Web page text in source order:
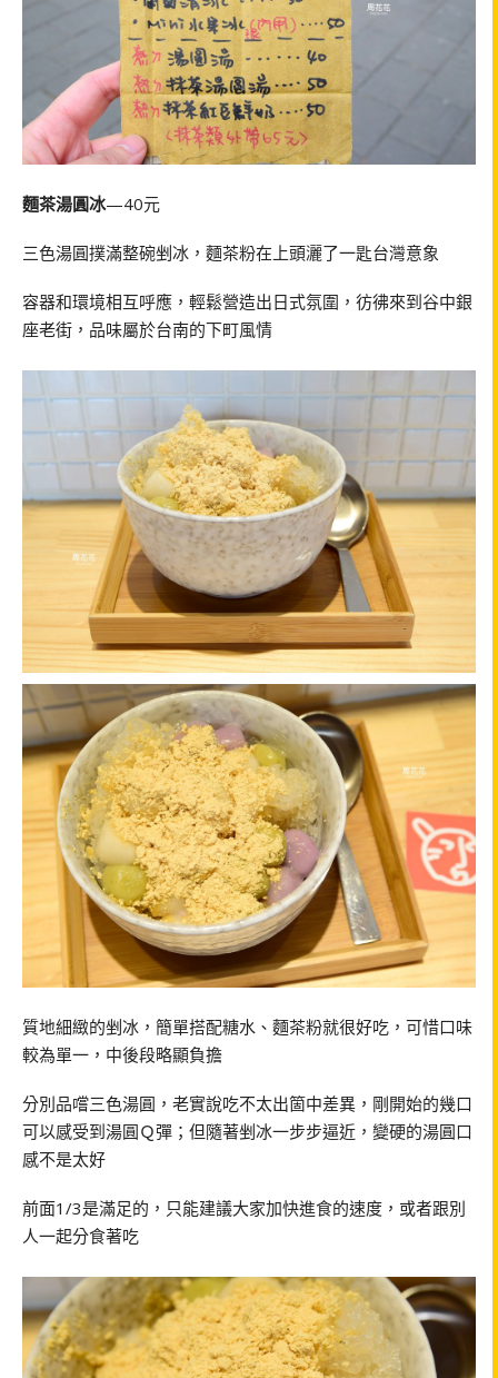
麵茶湯圓冰—40元
三色湯圓撲滿整碗剉冰，麵茶粉在上頭灑了一匙台灣意象
容器和環境相互呼應，輕鬆營造出日式氛圍，彷彿來到谷中銀
座老街，品味屬於台南的下町風情
質地細緻的剉冰，簡單搭配糖水、麵茶粉就很好吃，可惜口味
較為單一，中後段略顯負擔
分別品嚐三色湯圓，老實說吃不太出箇中差異，剛開始的幾口
可以感受到湯圓Ｑ彈；但隨著剉冰一步步逼近，變硬的湯圓口
感不是太好
前面1/3是滿足的，只能建議大家加快進食的速度，或者跟別
人一起分食著吃